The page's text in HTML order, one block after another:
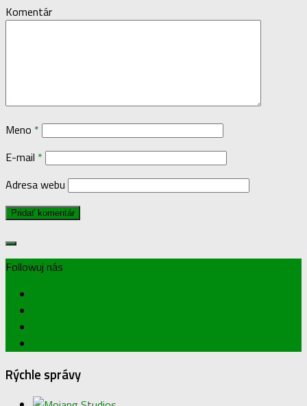
Komentár
Meno *
E-mail *
Adresa webu
Followuj nás
Rýchle správy